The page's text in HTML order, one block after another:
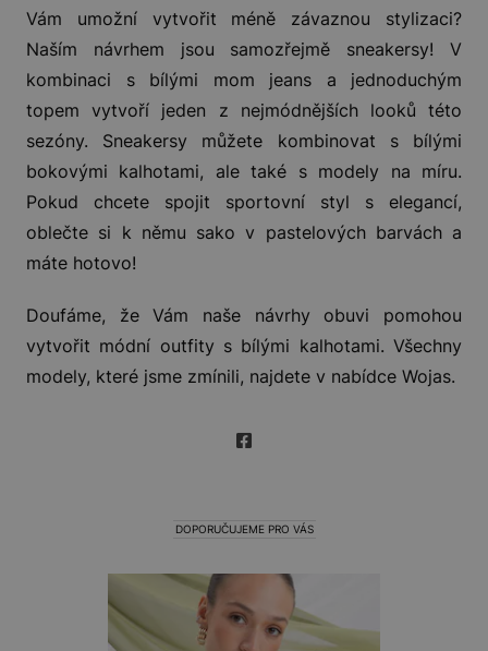
Vám umožní vytvořit méně závaznou stylizaci?
Naším návrhem jsou samozřejmě sneakersy! V
kombinaci s bílými mom jeans a jednoduchým
topem vytvoří jeden z nejmódnějších looků této
sezóny. Sneakersy můžete kombinovat s bílými
bokovými kalhotami, ale také s modely na míru.
Pokud chcete spojit sportovní styl s elegancí,
oblečte si k němu sako v pastelových barvách a
máte hotovo!
Doufáme, že Vám naše návrhy obuvi pomohou
vytvořit módní outfity s bílými kalhotami. Všechny
modely, které jsme zmínili, najdete v nabídce Wojas.
DOPORUČUJEME PRO VÁS